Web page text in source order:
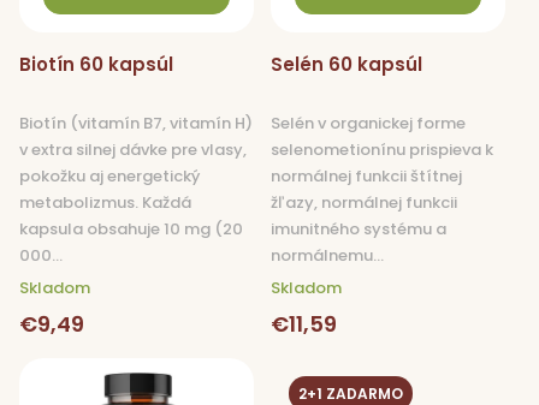
u
t
o
v
€9,49
Skladom
Biotín 60 kapsúl
Biotín (vitamín B7, vitamín H)
v extra silnej dávke pre vlasy,
pokožku aj energetický
metabolizmus. Každá
kapsula obsahuje 10 mg (20
000...
€11,59
Skladom
Selén 60 kapsúl
Selén v organickej forme
selenometionínu prispieva k
normálnej funkcii štítnej
žľazy, normálnej funkcii
imunitného systému a
normálnemu...
2+1 ZADARMO